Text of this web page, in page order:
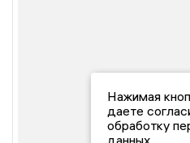
Нажимая
даете
обработку
данных